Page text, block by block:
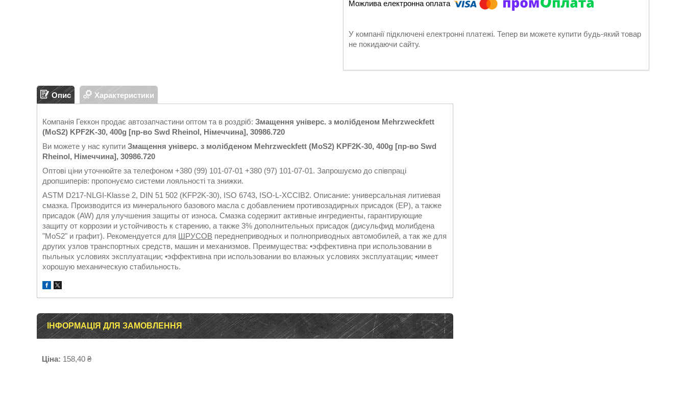
У компанії підключені електронні платежі. Тепер ви можете купити будь-який товар
не покидаючи сайту.
Опис Характеристики
Компанія Геккон продає автозапчастини оптом та в роздріб: Змащення універс. з молібденом Mehrzweckfett
(MoS2) KPF2K-30, 400g [пр-во Swd Rheinol, Німеччина], 30986.720
Ви можете у нас купити Змащення універс. з молібденом Mehrzweckfett (MoS2) KPF2K-30, 400g [пр-во Swd
Rheinol, Німеччина], 30986.720
Оптові ціни уточнюйте за телефоном +380 (99) 101-07-01 +380 (97) 101-07-01. Запрошуємо до співпраці
дропшиперів: пропонуємо системи лояльності та знижки.
ASTM D217-NLGI-Klasse 2, DIN 51 502 (KFP2K-30), ISO 6743, ISO-L-XCCIB2. Описание: универсальная литиевая
смазка. Производится из минерального базового масла с добавлением противозадирных присадок (EP), а также
присадок (AW) для улучшения защиты от износа. Смазка содержит активные ингредиенты, гарантирующие
защиту от коррозии и устойчивость к старению, а также 3% дополнительных присадок (дисульфид молибдена
"MoS2" и графит). Рекомендуется для ШРУСОВ переднеприводных и полноприводных автомобилей, а так же для
других узлов транспортных средств, машин и механизмов. Преимущества: •эффективна при использовании в
пыльных условиях эксплуатации; •эффективна при использовании во влажных условиях эксплуатации; •имеет
хорошую механическую стабильность.
ІНФОРМАЦІЯ ДЛЯ ЗАМОВЛЕННЯ
Ціна: 158,40 ₴